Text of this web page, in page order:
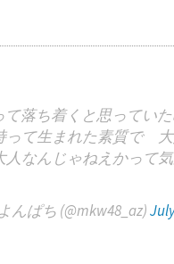
落ち着くと思ってい
って生まれた素質で
人なんじゃねえかって気
んぱち (@mkw48_az)